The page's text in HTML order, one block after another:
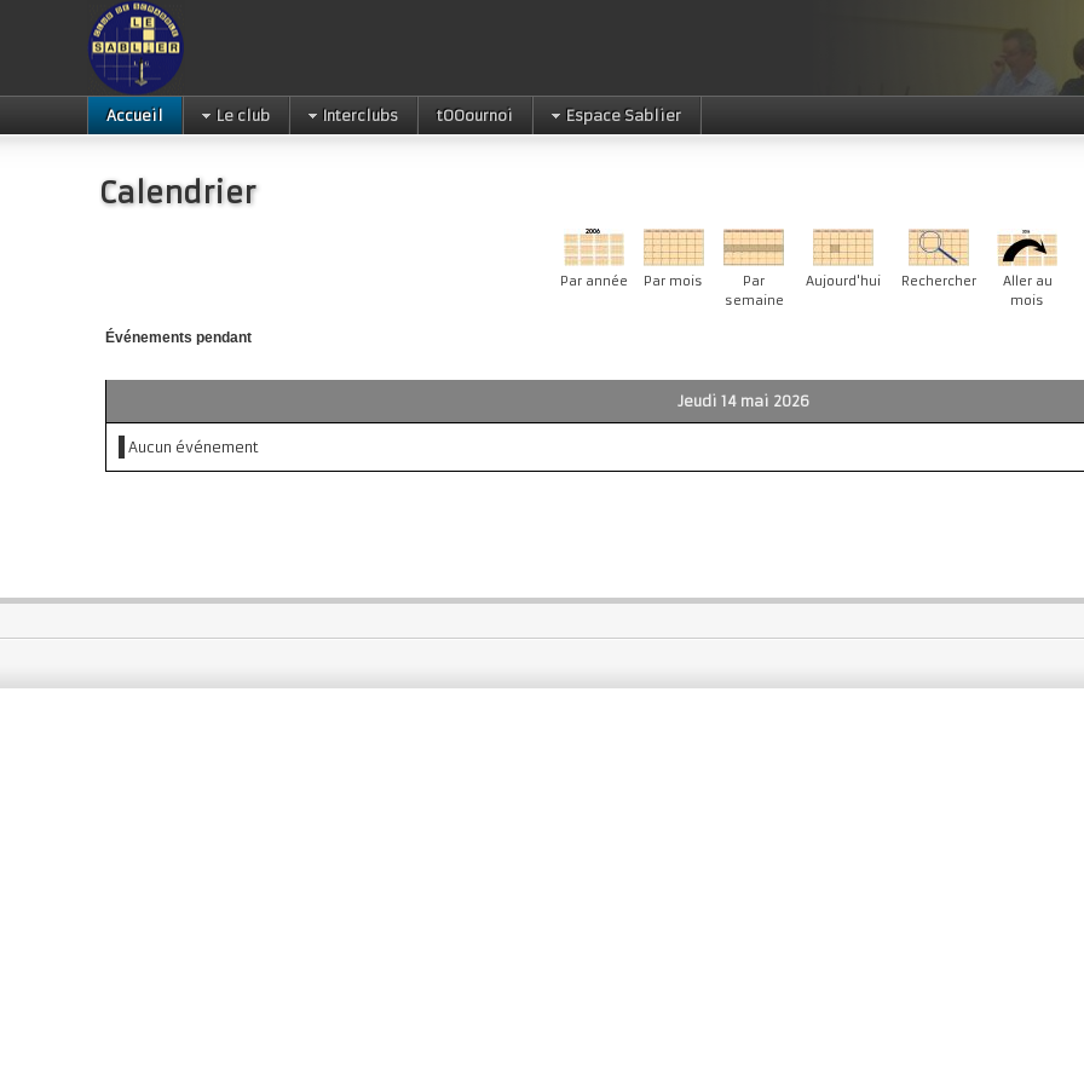
Accueil Le club Interclubs tOOournoi Espace Sablier
Calendrier
Par année Par mois
Par
semaine
Aujourd'hui Rechercher
Aller au
mois
Événements pendant
Jeudi 14 mai 2026
Aucun événement